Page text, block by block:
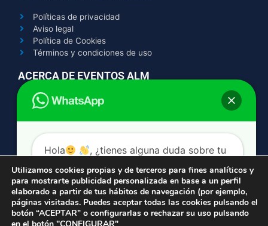
Políticas de privacidad
Aviso legal
Política de Cookies
Términos y condiciones de uso
ACERCA DE EVENTOS ALM
Contacto
Quienes somos
Trabaja con nosotros
AYUDA
611 696 706
info@eventosalm.com
F
a
I
n
Y
o
Utilizamos cookies propias y de terceros para fines analíticos y
para mostrarte publicidad personalizada en base a un perfil
elaborado a partir de tus hábitos de navegación (por ejemplo,
páginas visitadas. Puedes aceptar todas las cookies pulsando el
botón “ACEPTAR” o configurarlas o rechazar su uso pulsando
Hola
, ¿tienes alguna duda sobre tu
hinchable? escribenos y te contestamos
ahora mismo.